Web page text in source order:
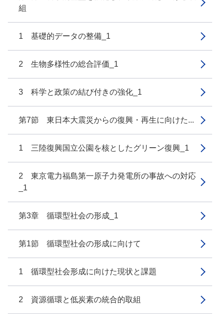
組
1 基礎的データの整備_1
2 生物多様性の総合評価_1
3 科学と政策の結び付きの強化_1
第7節 東日本大震災からの復興・再生に向けた...
1 三陸復興国立公園を核としたグリーン復興_1
2 東京電力福島第一原子力発電所の事故への対応
_1
第3章 循環型社会の形成_1
第1節 循環型社会の形成に向けて
1 循環型社会形成に向けた現状と課題
2 資源循環と低炭素の統合的取組